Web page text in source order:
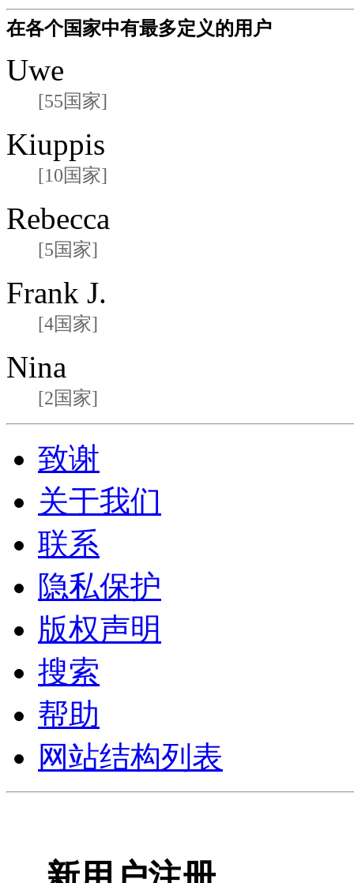
在各个国家中有最多定义的用户
Uwe
[55国家]
Kiuppis
[10国家]
Rebecca
[5国家]
Frank J.
[4国家]
Nina
[2国家]
致谢
关于我们
联系
隐私保护
版权声明
搜索
帮助
网站结构列表